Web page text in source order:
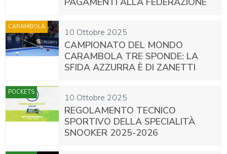
10 Ottobre 2025
CARAMBOLA
CAMPIONATO DEL MONDO
CARAMBOLA TRE SPONDE: LA
SFIDA AZZURRA È DI ZANETTI
10 Ottobre 2025
POCKETS
REGOLAMENTO TECNICO
SPORTIVO DELLA SPECIALITÀ
SNOOKER 2025-2026